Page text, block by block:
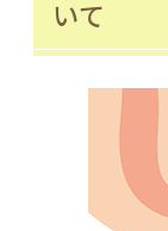
いて